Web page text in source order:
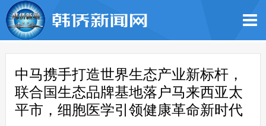
中马携手打造世界生态产业新标杆，
联合国生态品牌基地落户马来西亚太
平市，细胞医学引领健康革命新时代